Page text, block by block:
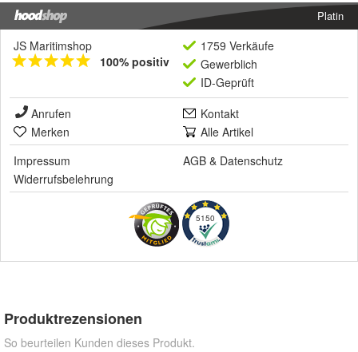
Platin
JS Maritimshop
100% positiv
1759 Verkäufe
Gewerblich
ID-Geprüft
Anrufen
Kontakt
Merken
Alle Artikel
Impressum
AGB & Datenschutz
Widerrufsbelehrung
5150
Produktrezensionen
So beurteilen Kunden dieses Produkt.